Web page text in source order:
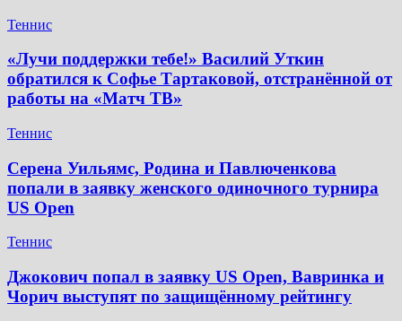
Теннис
«Лучи поддержки тебе!» Василий Уткин
обратился к Софье Тартаковой, отстранённой от
работы на «Матч ТВ»
Теннис
Серена Уильямс, Родина и Павлюченкова
попали в заявку женского одиночного турнира
US Open
Теннис
Джокович попал в заявку US Open, Вавринка и
Чорич выступят по защищённому рейтингу